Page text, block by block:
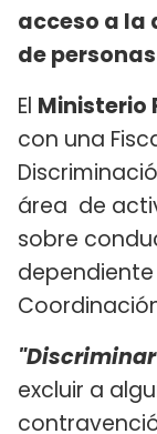
acceso a
de
El Ministerio
con una
área de
sobre
"Discriminar
excluir a